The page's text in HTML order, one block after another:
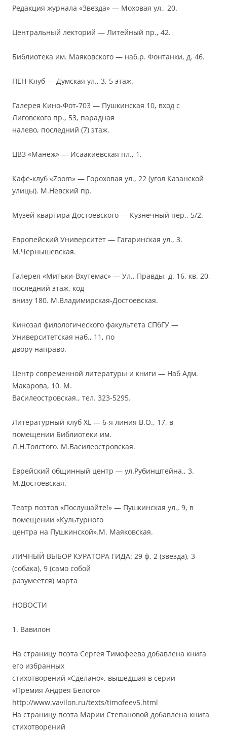
Редакция журнала «Звезда» — Моховая ул., 20.
Центральный лекторий — Литейный пр., 42.
Библиотека им. Маяковского — наб.р. Фонтанки, д. 46.
ПЕН-Клуб — Думская ул., 3, 5 этаж.
Галерея Кино-Фот-703 — Пушкинская 10, вход с
Лиговского пр., 53, парадная
налево, последний (7) этаж.
ЦВЗ «Манеж» — Исаакиевская пл., 1.
Кафе-клуб «Zoom» — Гороховая ул., 22 (угол Казанской
улицы). М.Невский пр.
Музей-квартира Достоевского — Кузнечный пер., 5/2.
Европейский Университет — Гагаринская ул., 3.
М.Чернышевская.
Галерея «Митьки-Вхутемас» — Ул., Правды, д. 16, кв. 20,
последний этаж, код
внизу 180. М.Владимирская-Достоевская.
Кинозал филологического факультета СПбГУ —
Университетская наб., 11, по
двору направо.
Центр современной литературы и книги — Наб Адм.
Макарова, 10. М.
Василеостровская., тел. 323-5295.
Литературный клуб XL — 6-я линия В.О., 17, в
помещении Библиотеки им.
Л.Н.Толстого. М.Василеостровская.
Еврейский общинный центр — ул.Рубинштейна., 3.
М.Достоевская.
Театр поэтов «Послушайте!» — Пушкинская ул., 9, в
помещении «Культурного
центра на Пушкинской».М. Маяковская.
ЛИЧНЫЙ ВЫБОР КУРАТОРА ГИДА: 29 ф, 2 (звезда), 3
(собака), 9 (само собой
разумеется) марта
НОВОСТИ
1. Вавилон
На страницу поэта Cергея Тимофеева добавлена книга
его избранных
стихотворений «Сделано», вышедшая в серии
«Премия Андрея Белого»
http://www.vavilon.ru/texts/timofeev5.html
На страницу поэта Марии Степановой добавлена книга
стихотворений